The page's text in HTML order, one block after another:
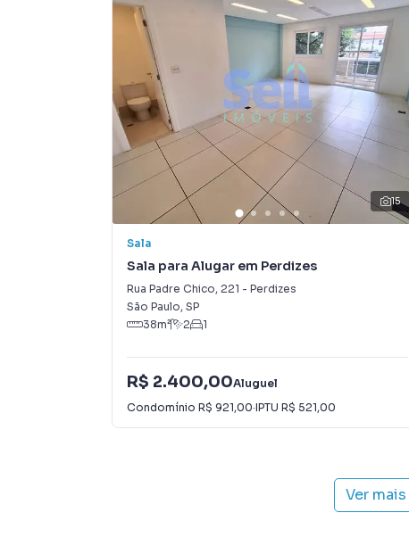
15
Sala
Sala para Alugar em Perdizes
Rua Padre Chico, 221 - Perdizes
São Paulo, SP
38m² 2 1
R$ 2.400,00Aluguel
Condomínio R$ 921,00·IPTU R$ 521,00
Ver